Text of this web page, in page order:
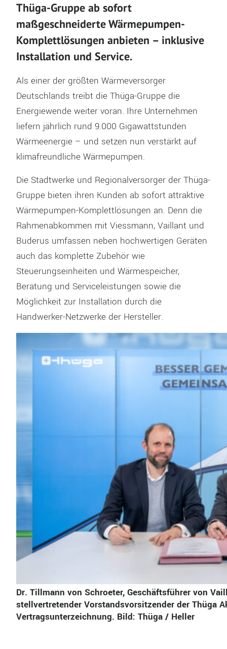
Thüga-Gruppe ab sofort
maßgeschneiderte Wärmepumpen-
Komplettlösungen anbieten – inklusive
Installation und Service.
Als einer der größten Wärmeversorger
Deutschlands treibt die Thüga-Gruppe die
Energiewende weiter voran. Ihre Unternehmen
liefern jährlich rund 9.000 Gigawattstunden
Wärmeenergie – und setzen nun verstärkt auf
klimafreundliche Wärmepumpen.
Die Stadtwerke und Regionalversorger der Thüga-
Gruppe bieten ihren Kunden ab sofort attraktive
Wärmepumpen-Komplettlösungen an. Denn die
Rahmenabkommen mit Viessmann, Vaillant und
Buderus umfassen neben hochwertigen Geräten
auch das komplette Zubehör wie
Steuerungseinheiten und Wärmespeicher,
Beratung und Serviceleistungen sowie die
Möglichkeit zur Installation durch die
Handwerker-Netzwerke der Hersteller.
Dr. Tillmann von Schroeter, Geschäftsführer von
stellvertretender Vorstandsvorsitzender der Thüga
Vertragsunterzeichnung. Bild: Thüga / Heller